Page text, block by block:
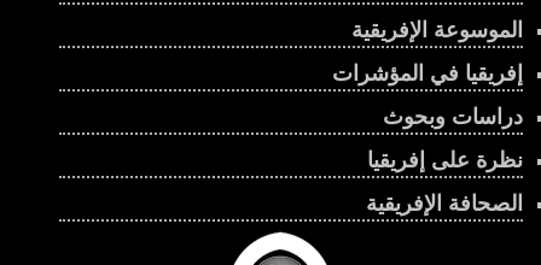
الموسوعة الإفريقية
إفريقيا في المؤشرات
دراسات وبحوث
نظرة على إفريقيا
الصحافة الإفريقية